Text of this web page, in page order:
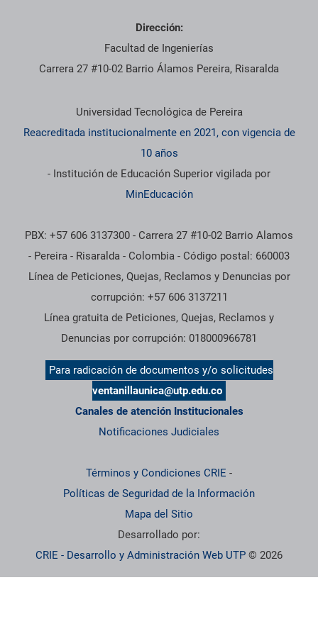
Dirección:
Facultad de Ingenierías
Carrera 27 #10-02 Barrio Álamos Pereira, Risaralda
Información institucional
Universidad Tecnológica de Pereira
Reacreditada institucionalmente en 2021, con vigencia de
10 años
- Institución de Educación Superior vigilada por
MinEducación
PBX: +57 606 3137300 - Carrera 27 #10-02 Barrio Alamos
- Pereira - Risaralda - Colombia - Código postal: 660003
Línea de Peticiones, Quejas, Reclamos y Denuncias por
corrupción: +57 606 3137211
Línea gratuita de Peticiones, Quejas, Reclamos y
Denuncias por corrupción: 018000966781
Para radicación de documentos y/o solicitudes
ventanillaunica@utp.edu.co
Canales de atención Institucionales
Notificaciones Judiciales
Términos y Condiciones CRIE -
Políticas de Seguridad de la Información
Mapa del Sitio
Desarrollado por:
CRIE - Desarrollo y Administración Web UTP © 2026